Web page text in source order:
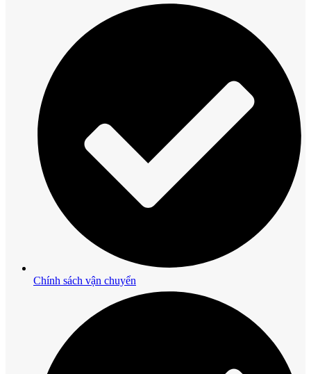
Chính sách vận chuyển